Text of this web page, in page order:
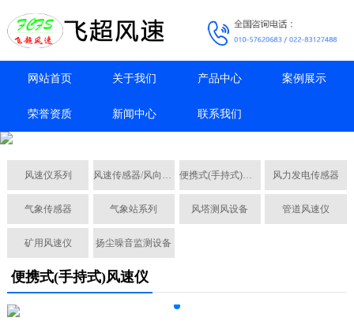
网站首页 关于我们 产品中心 案例展示
荣誉资质 新闻中心 联系我们
风速仪系列 风速传感器/风向传感器 便携式(手持式)风速仪 风力发电传感器
气象传感器 气象站系列 风塔测风设备 管道风速仪
矿用风速仪 扬尘噪音监测设备
便携式(手持式)风速仪